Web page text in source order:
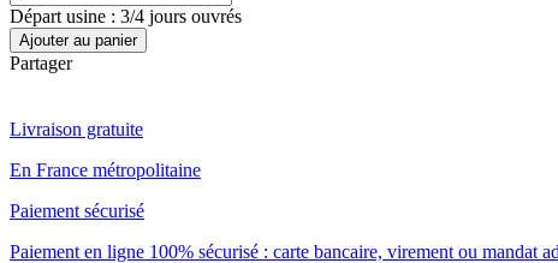
Départ usine : 3/4 jours ouvrés
Ajouter au panier
Partager
Livraison gratuite
En France métropolitaine
Paiement sécurisé
Paiement en ligne 100% sécurisé : carte bancaire, virement ou mandat